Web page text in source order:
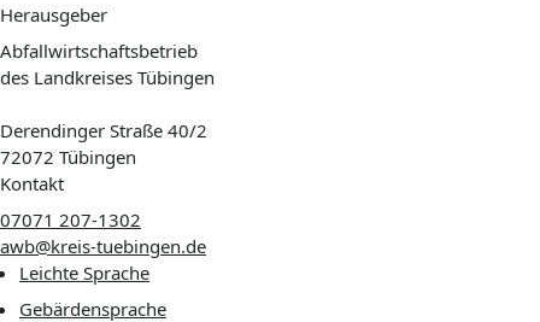
Herausgeber
Abfallwirtschaftsbetrieb
des Landkreises Tübingen
Derendinger Straße 40/2
72072 Tübingen
Kontakt
07071 207-1302
awb@kreis-tuebingen.de
Leichte Sprache
Gebärdensprache